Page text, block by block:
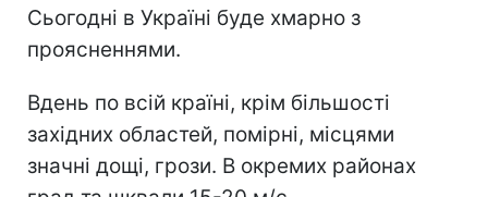
Сьогодні в Україні буде хмарно з
проясненнями.
Вдень по всій країні, крім більшості
західних областей, помірні, місцями
значні дощі, грози. В окремих районах